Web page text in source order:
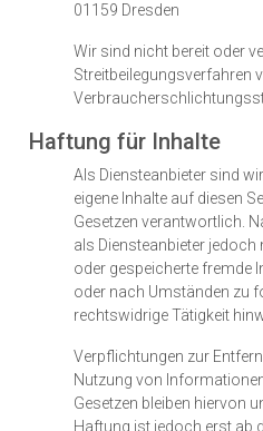
01159 Dresden
Wir sind nicht bereit oder
Streitbeilegungsverfahren
Haftung für Inhalte
Als Diensteanbieter sind
eigene Inhalte auf diesen
Gesetzen verantwortlich.
als Diensteanbieter
oder gespeicherte fremde
oder nach Umständen zu
rechtswidrige Tätigkeit
Verpflichtungen zur
Nutzung von
Gesetzen bleiben hiervon
Haftung ist jedoch erst ab